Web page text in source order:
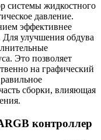
системы жидкостного
давление.
эффективнее
улучшения обдува
Это позволяет
на графический
сборки, влияющая
контроллер